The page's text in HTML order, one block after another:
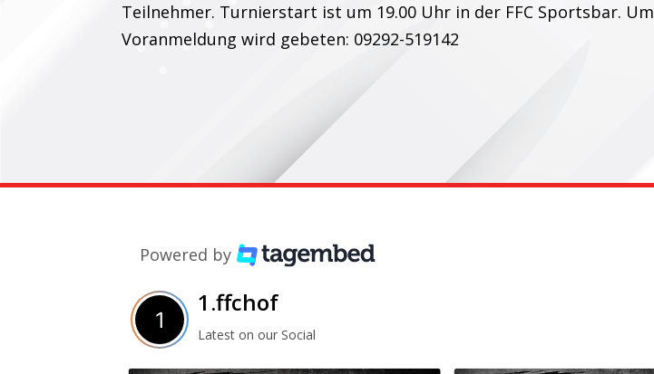
Teilnehmer. Turnierstart ist um 19.00 Uhr in der FFC Sportsbar. Um
Voranmeldung wird gebeten: 09292-519142
Powered by
1.ffchof
Latest on our Social